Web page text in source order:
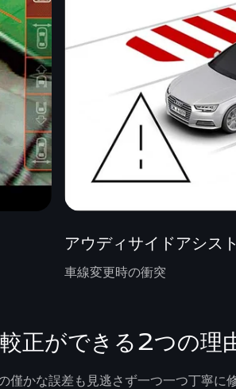
アウディサイドアシス
車線変更時の衝突
正ができる2つの理
かな誤差も見逃さず一つ一つ丁寧に